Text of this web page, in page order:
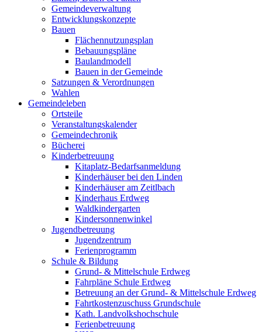
Gemeindeverwaltung
Entwicklungskonzepte
Bauen
Flächennutzungsplan
Bebauungspläne
Baulandmodell
Bauen in der Gemeinde
Satzungen & Verordnungen
Wahlen
Gemeindeleben
Ortsteile
Veranstaltungskalender
Gemeindechronik
Bücherei
Kinderbetreuung
Kitaplatz-Bedarfsanmeldung
Kinderhäuser bei den Linden
Kinderhäuser am Zeitlbach
Kinderhaus Erdweg
Waldkindergarten
Kindersonnenwinkel
Jugendbetreuung
Jugendzentrum
Ferienprogramm
Schule & Bildung
Grund- & Mittelschule Erdweg
Fahrpläne Schule Erdweg
Betreuung an der Grund- & Mittelschule Erdweg
Fahrtkostenzuschuss Grundschule
Kath. Landvolkshochschule
Ferienbetreuung